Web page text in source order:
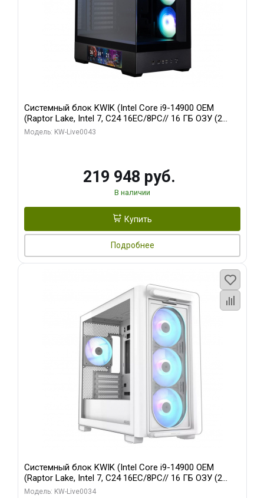
Системный блок KWIK (Intel Core i9-14900 OEM
(Raptor Lake, Intel 7, C24 16EC/8PC// 16 ГБ ОЗУ (2
модуля)/ Palit RTX5070Ti GAMINGPRO-S OC 16GB
Модель: KW-Live0043
219 948 руб.
В наличии
Купить
Подробнее
Системный блок KWIK (Intel Core i9-14900 OEM
(Raptor Lake, Intel 7, C24 16EC/8PC// 16 ГБ ОЗУ (2
модуля)/ MSI RTX5060Ti VENTUS 2X PLUS 16GB
Модель: KW-Live0034